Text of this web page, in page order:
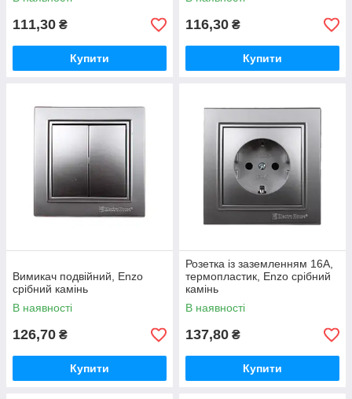
111,30 ₴
Купити
116,30 ₴
Купити
Вимикач подвійний, Enzo
срібний камінь
В наявності
126,70 ₴
Купити
Розетка із заземленням 16А,
термопластик, Enzo срібний
камінь
В наявності
137,80 ₴
Купити